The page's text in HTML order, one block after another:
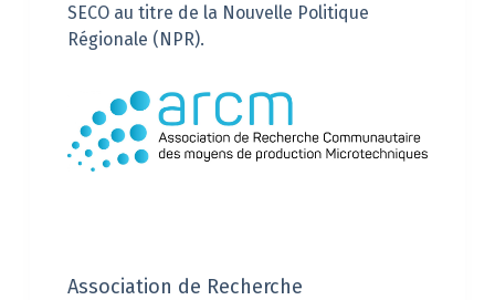
SECO au titre de la Nouvelle Politique
Régionale (NPR).
Association de Recherche